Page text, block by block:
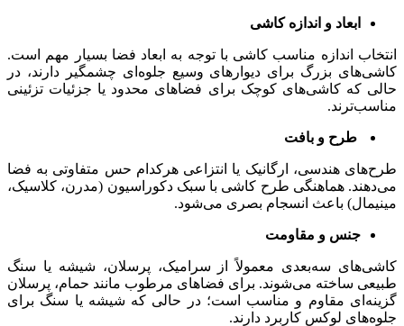
ابعاد و اندازه کاشی
انتخاب اندازه مناسب کاشی با توجه به ابعاد فضا بسیار مهم است.
کاشی‌های بزرگ برای دیوارهای وسیع جلوه‌ای چشمگیر دارند، در
حالی که کاشی‌های کوچک برای فضاهای محدود یا جزئیات تزئینی
مناسب‌ترند.
طرح و بافت
طرح‌های هندسی، ارگانیک یا انتزاعی هرکدام حس متفاوتی به فضا
می‌دهند. هماهنگی طرح کاشی با سبک دکوراسیون (مدرن، کلاسیک،
مینیمال) باعث انسجام بصری می‌شود.
جنس و مقاومت
کاشی‌های سه‌بعدی معمولاً از سرامیک، پرسلان، شیشه یا سنگ
طبیعی ساخته می‌شوند. برای فضاهای مرطوب مانند حمام، پرسلان
گزینه‌ای مقاوم و مناسب است؛ در حالی که شیشه یا سنگ برای
جلوه‌های لوکس کاربرد دارند.